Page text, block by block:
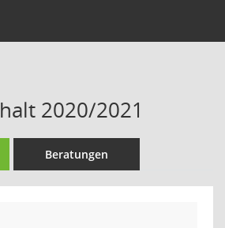
2020/2021
Beratungen